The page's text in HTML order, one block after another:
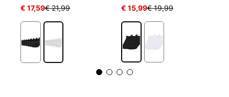
€ 17,59€ 21,99 € 15,99€ 19,99